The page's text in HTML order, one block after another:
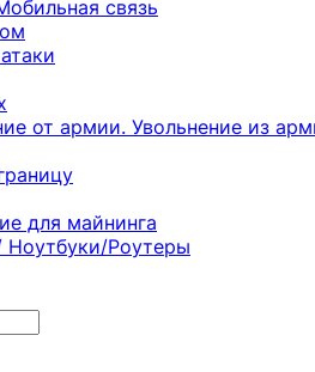
связь
от армии. Увольнение из
для майнинга
Роутеры